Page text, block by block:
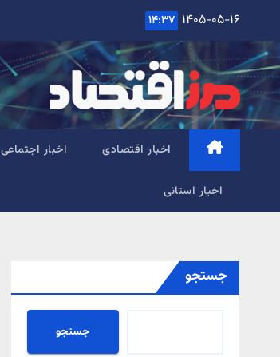
content
۱۴۰۵-۰۵-۱۶ ۱۴:۳۷
اخبار اقتصادی اخبار اجتماعی
اخبار استانی
جستجو
جستجو